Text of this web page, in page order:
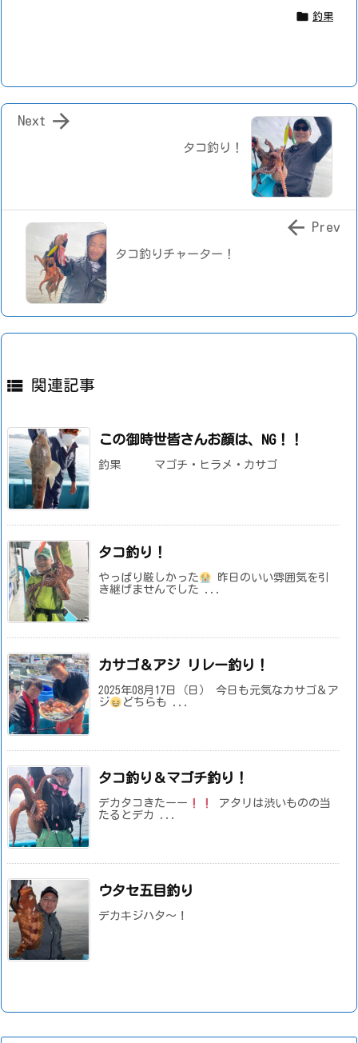
 釣果
タコ釣り！

Next
タコ釣りチャーター！
 Prev
 関連記事
この御時世皆さんお顔は、NG！！
釣果 マゴチ・ヒラメ・カサゴ
タコ釣り！
やっぱり厳しかった
昨日のいい雰囲気を引
き継げませんでした ...
カサゴ＆アジ リレー釣り！
2025年08月17日（日） 今日も元気なカサゴ＆ア
ジ
どちらも ...
タコ釣り＆マゴチ釣り！
デカタコきたーー
アタリは渋いものの当
たるとデカ ...
ウタセ五目釣り
デカキジハタ～！